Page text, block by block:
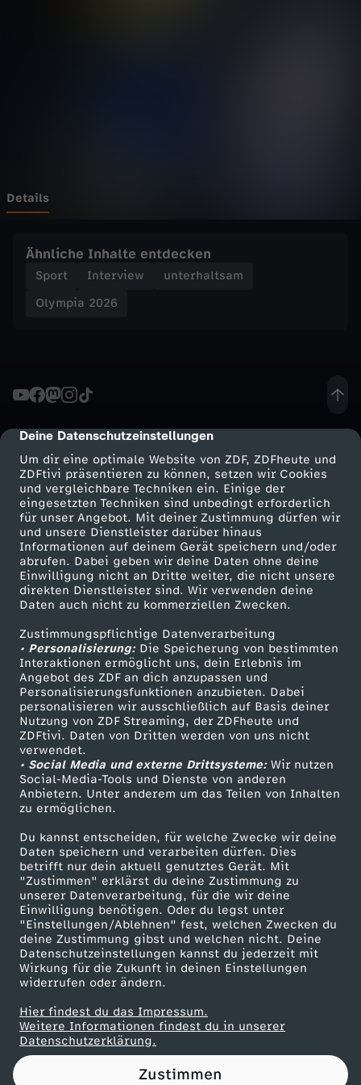
cmp-dialog-description
Deine Datenschutzeinstellungen
Um dir eine optimale Website von ZDF, ZDFheute und
ZDFtivi präsentieren zu können, setzen wir Cookies
und vergleichbare Techniken ein. Einige der
eingesetzten Techniken sind unbedingt erforderlich
für unser Angebot. Mit deiner Zustimmung dürfen wir
und unsere Dienstleister darüber hinaus
Informationen auf deinem Gerät speichern und/oder
abrufen. Dabei geben wir deine Daten ohne deine
Einwilligung nicht an Dritte weiter, die nicht unsere
direkten Dienstleister sind. Wir verwenden deine
Daten auch nicht zu kommerziellen Zwecken.
Zustimmungspflichtige Datenverarbeitung
• Personalisierung:Die Speicherung von bestimmten
Interaktionen ermöglicht uns, dein Erlebnis im
Angebot des ZDF an dich anzupassen und
Personalisierungsfunktionen anzubieten. Dabei
personalisieren wir ausschließlich auf Basis deiner
Nutzung von ZDF Streaming, der ZDFheute und
ZDFtivi. Daten von Dritten werden von uns nicht
verwendet.
• Social Media und externe Drittsysteme:Wir nutzen
Social-Media-Tools und Dienste von anderen
Anbietern. Unter anderem um das Teilen von Inhalten
zu ermöglichen.
Du kannst entscheiden, für welche Zwecke wir deine
Daten speichern und verarbeiten dürfen. Dies
betrifft nur dein aktuell genutztes Gerät. Mit
"Zustimmen" erklärst du deine Zustimmung zu
unserer Datenverarbeitung, für die wir deine
Einwilligung benötigen. Oder du legst unter
"Einstellungen/Ablehnen" fest, welchen Zwecken du
deine Zustimmung gibst und welchen nicht. Deine
Datenschutzeinstellungen kannst du jederzeit mit
Wirkung für die Zukunft in deinen Einstellungen
widerrufen oder ändern.
Hier findest du das Impressum.
Weitere Informationen findest du in unserer
Datenschutzerklärung.
Zustimmen
W
n
d
:
"
i
-
T
ü
p
f
e
l
c
h
e
n
a
u
f
u
Details
Ähnliche Inhalte entdecken
Sport Interview
unterhaltsam
Olympia 2026
Mehr ZDF
ZDF-Apps
Smart TV
ZDFtext
Livestreams
Sendungen A-Z
TV-Programm
Service
ZDFmitreden
Kontakt zum ZDF
Tickets
Zuschauerservice
Hilfe
ZDF Unternehmen
Karriere
ZDF goes Schule
Werbefernsehen
Mainzelmännchen
Partner